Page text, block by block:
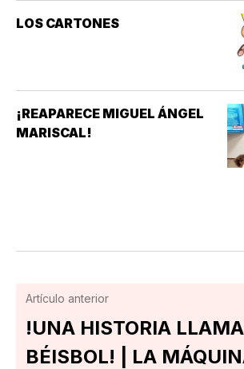
LOS CARTONES
¡REAPARECE MIGUEL ÁNGEL
MARISCAL!
Artículo anterior
!UNA HISTORIA
BÉISBOL! | LA